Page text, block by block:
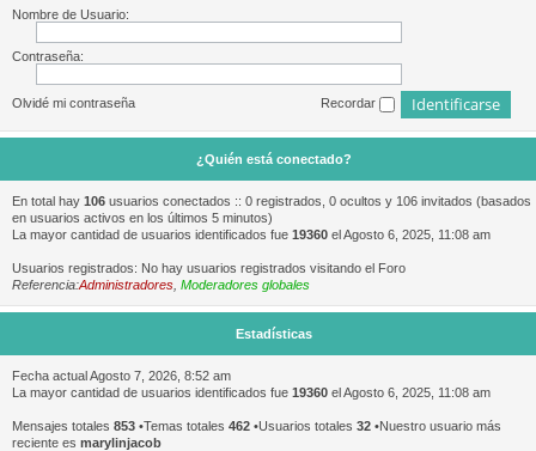
Nombre de Usuario:
Contraseña:
Olvidé mi contraseña Recordar
¿Quién está conectado?
En total hay 106 usuarios conectados :: 0 registrados, 0 ocultos y 106 invitados (basados
en usuarios activos en los últimos 5 minutos)
La mayor cantidad de usuarios identificados fue 19360 el Agosto 6, 2025, 11:08 am
Usuarios registrados: No hay usuarios registrados visitando el Foro
Referencia:Administradores Moderadores globales
Estadísticas
Fecha actual Agosto 7, 2026, 8:52 am
La mayor cantidad de usuarios identificados fue 19360 el Agosto 6, 2025, 11:08 am
Mensajes totales 853 •Temas totales 462 •Usuarios totales 32 •Nuestro usuario más
reciente es marylinjacob